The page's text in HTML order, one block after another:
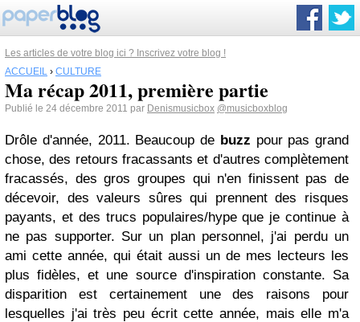
Les articles de votre blog ici ? Inscrivez votre blog !
ACCUEIL › CULTURE
Ma récap 2011, première partie
Publié le 24 décembre 2011 par Denismusicbox @musicboxblog
Drôle d'année, 2011. Beaucoup de buzz pour pas grand
chose, des retours fracassants et d'autres complètement
fracassés, des gros groupes qui n'en finissent pas de
décevoir, des valeurs sûres qui prennent des risques
payants, et des trucs populaires/hype que je continue à
ne pas supporter. Sur un plan personnel, j'ai perdu un
ami cette année, qui était aussi un de mes lecteurs les
plus fidèles, et une source d'inspiration constante. Sa
disparition est certainement une des raisons pour
lesquelles j'ai très peu écrit cette année, mais elle m'a